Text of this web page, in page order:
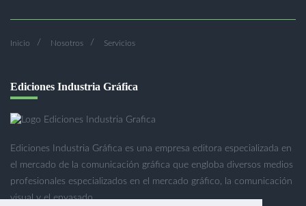
Inicio Nosotros Servicios
Ediciones Industria Gráfica
Ediciones Industria Gráfica es una empresa editora especializada en
el mercado de la comunicación gráfica que engloba diversos medios
profesionales especializados en el mercado gráfico, la comunicación
visual y el envasado.